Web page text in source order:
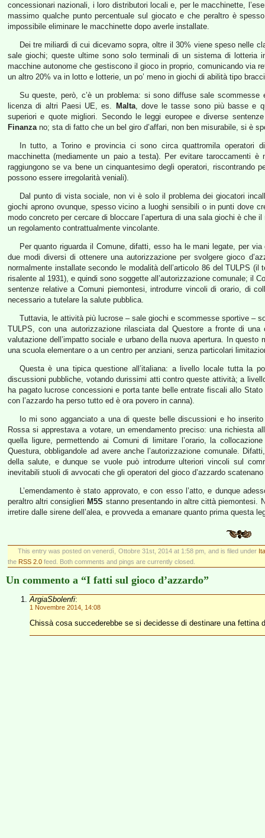
concessionari nazionali, i loro distributori locali e, per le macchinette,
massimo qualche punto percentuale sul giocato e che peraltro è
impossibile eliminare le macchinette dopo averle installate.
Dei tre miliardi di cui dicevamo sopra, oltre il 30% viene speso nelle
sale giochi; queste ultime sono solo terminali di un sistema di lotteria
macchine autonome che gestiscono il gioco in proprio, comunicando via
un altro 20% va in lotto e lotterie, un po’ meno in giochi di abilità tipo
Su queste, però, c’è un problema: si sono diffuse sale
licenza di altri Paesi UE, es.
Malta, dove le tasse sono più basse e
superiori e quote migliori. Secondo le leggi europee e diverse
Finanzano; sta di fatto che un bel giro d’affari, non ben misurabile, si è
In tutto, a Torino e provincia ci sono circa quattromila
macchinetta (mediamente un paio a testa). Per evitare taroccamenti
raggiungono se va bene un cinquantesimo degli operatori, riscontrando
possono essere irregolarità veniali).
Dal punto di vista sociale, non vi è solo il problema dei giocatori
giochi aprono ovunque, spesso vicino a luoghi sensibili o in punti dove
modo concreto per cercare di bloccare l’apertura di una sala giochi è che
un regolamento contrattualmente vincolante.
Per quanto riguarda il Comune, difatti, esso ha le mani legate, per
due modi diversi di ottenere una autorizzazione per svolgere gioco
normalmente installate secondo le modalità dell’articolo 86 del TULPS
risalente al 1931), e quindi sono soggette all’autorizzazione comunale; il
sentenze relative a Comuni piemontesi, introdurre vincoli di orario, di
necessario a tutelare la salute pubblica.
Tuttavia, le attività più lucrose – sale giochi e scommesse sportive –
TULPS, con una autorizzazione rilasciata dal Questore a fronte di
valutazione dell’impatto sociale e urbano della nuova apertura. In
una scuola elementare o a un centro per anziani, senza particolari
Questa è una tipica questione all’italiana: a livello locale tutta la
discussioni pubbliche, votando durissimi atti contro queste attività; a
ha pagato lucrose concessioni e porta tante belle entrate fiscali allo
con l’azzardo ha perso tutto ed è ora povero in canna).
Io mi sono agganciato a una di queste belle discussioni e ho
Rossa si apprestava a votare, un emendamento preciso: una richiesta
quella ligure, permettendo ai Comuni di limitare l’orario, la
Questura, obbligandole ad avere anche l’autorizzazione comunale.
della salute, e dunque se vuole può introdurre ulteriori vincoli sul
inevitabili stuoli di avvocati che gli operatori del gioco d’azzardo
L’emendamento è stato approvato, e con esso l’atto, e dunque
peraltro altri consiglieri M5S stanno presentando in altre città piemontesi.
irretire dalle sirene dell’alea, e provveda a emanare quanto prima questa
This entry was posted on venerdì, Ottobre 31st, 2014 at 1:58 pm, and is filed under
the RSS 2.0 feed. Both comments and pings are currently closed.
Un commento a “I fatti sul gioco d’azzardo”
ArgiaSbolenfi:
1 Novembre 2014, 14:08
Chissà cosa succederebbe se si decidesse di destinare una fettina